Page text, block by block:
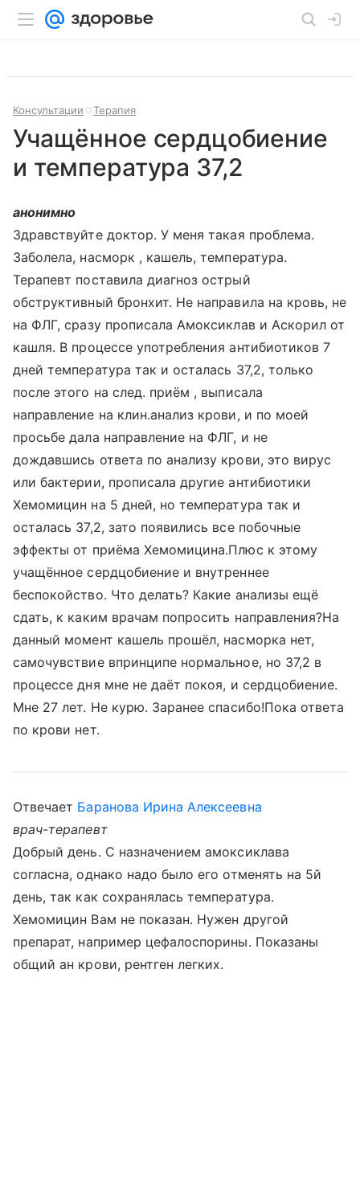
Консультации Терапия
Учащённое сердцобиение
и температура 37,2
анонимно
Здравствуйте доктор. У меня такая проблема.
Заболела, насморк , кашель, температура.
Терапевт поставила диагноз острый
обструктивный бронхит. Не направила на кровь, не
на ФЛГ, сразу прописала Амоксиклав и Аскорил от
кашля. В процессе употребления антибиотиков 7
дней температура так и осталась 37,2, только
после этого на след. приём , выписала
направление на клин.анализ крови, и по моей
просьбе дала направление на ФЛГ, и не
дождавшись ответа по анализу крови, это вирус
или бактерии, прописала другие антибиотики
Хемомицин на 5 дней, но температура так и
осталась 37,2, зато появились все побочные
эффекты от приёма Хемомицина.Плюс к этому
учащённое сердцобиение и внутреннее
беспокойство. Что делать? Какие анализы ещё
сдать, к каким врачам попросить направления?На
данный момент кашель прошёл, насморка нет,
самочувствие впринципе нормальное, но 37,2 в
процессе дня мне не даёт покоя, и сердцобиение.
Мне 27 лет. Не курю. Заранее спасибо!Пока ответа
по крови нет.
Отвечает Баранова Ирина Алексеевна
врач-терапевт
Добрый день. С назначением амоксиклава
согласна, однако надо было его отменять на 5й
день, так как сохранялась температура.
Хемомицин Вам не показан. Нужен другой
препарат, например цефалоспорины. Показаны
общий ан крови, рентген легких.